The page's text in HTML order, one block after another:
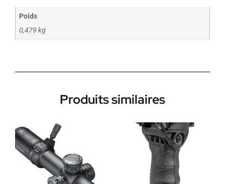
Poids
0,479 kg
Produits similaires